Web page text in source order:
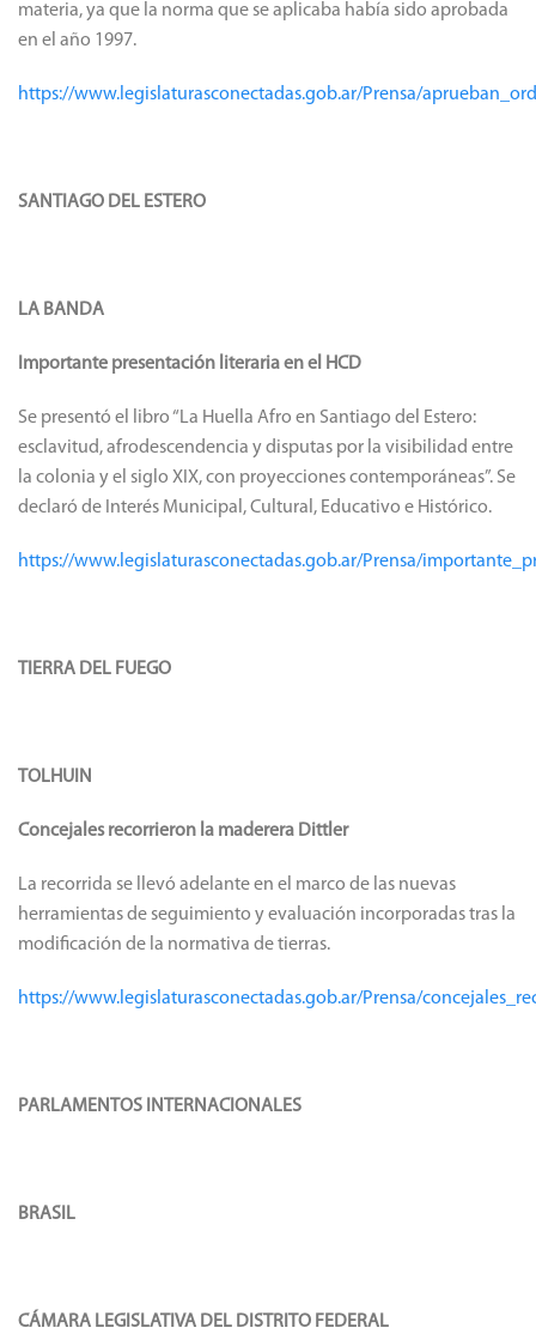
materia, ya que la norma que se aplicaba había sido aprobada
en el año 1997.
https://www.legislaturasconectadas.gob.ar/Prensa/
SANTIAGO DEL ESTERO
LA BANDA
Importante presentación literaria en el HCD
Se presentó el libro “La Huella Afro en Santiago del Estero:
esclavitud, afrodescendencia y disputas por la visibilidad entre
la colonia y el siglo XIX, con proyecciones contemporáneas”. Se
declaró de Interés Municipal, Cultural, Educativo e Histórico.
https://www.legislaturasconectadas.gob.ar/Prensa/
TIERRA DEL FUEGO
TOLHUIN
Concejales recorrieron la maderera Dittler
La recorrida se llevó adelante en el marco de las nuevas
herramientas de seguimiento y evaluación incorporadas tras la
modificación de la normativa de tierras.
https://www.legislaturasconectadas.gob.ar/Prensa/
PARLAMENTOS INTERNACIONALES
BRASIL
CÁMARA LEGISLATIVA DEL DISTRITO FEDERAL